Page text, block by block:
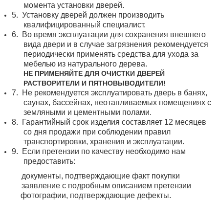
момента установки дверей.
5. Установку дверей должен производить
квалифицированный специалист.
6.
Во время эксплуатации для сохранения внешнего
вида двери и в случае загрязнения рекомендуется
периодически применять средства для ухода за
мебелью из натурального дерева.
НЕ ПРИМЕНЯЙТЕ ДЛЯ ОЧИСТКИ ДВЕРЕЙ
РАСТВОРИТЕЛИ И ПЯТНОВЫВОДИТЕЛИ!
7.
Не рекомендуется эксплуатировать дверь в банях,
саунах, бассейнах, неотапливаемых помещениях с
земляными и цементными полами.
8.
Гарантийный срок изделия составляет 12 месяцев
со дня продажи при соблюдении правил
транспортировки, хранения и эксплуатации.
9.
Если претензии по качеству необходимо нам
предоставить:
документы, подтверждающие факт покупки
заявление с подробным описанием претензии
фотографии, подтверждающие дефекты.